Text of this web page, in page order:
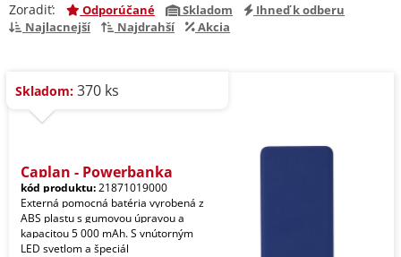
Zoradiť: Odporúčané Skladom
Ihneď k odberu
Najlacnejší
Najdrahší Akcia
Skladom: 370 ks
Caplan - Powerbanka
kód produktu:21871019000
Externá pomocná batéria vyrobená z
ABS plastu s gumovou úpravou a
kapacitou 5 000 mAh. S vnútorným
LED svetlom a špeciál